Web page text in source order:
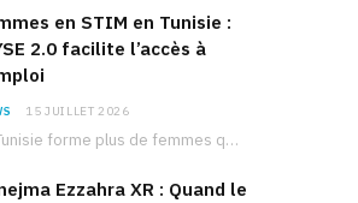
en STIM en Tunisie :
2.0 facilite l’accès à
15 JUILLET 2026
La Tunisie forme plus de femmes que d’hommes dans les filières scientifiques. Pourtant, pour beaucoup…
Ezzahra XR : Quand le